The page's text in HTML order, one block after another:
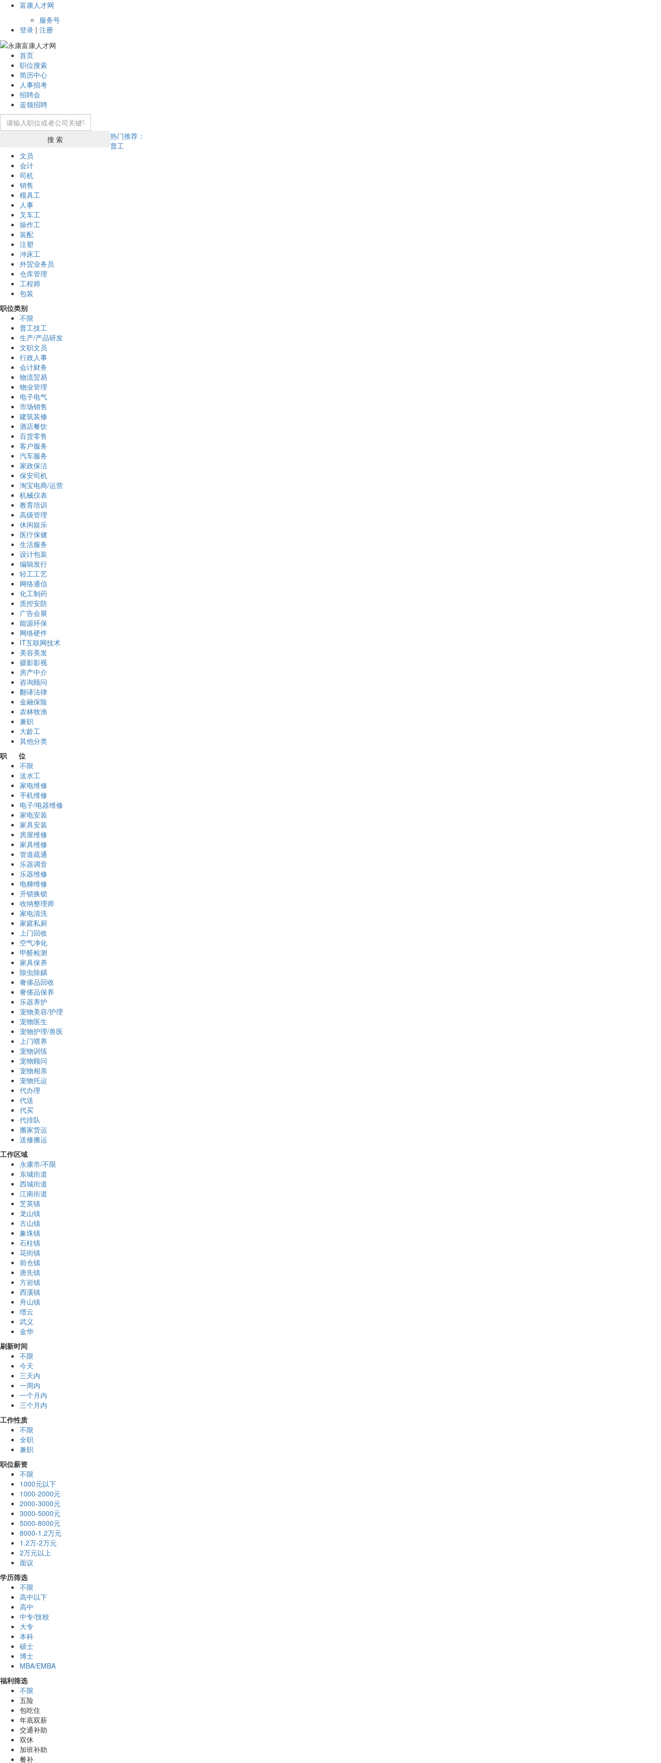
富康人才网
服务号
登录 | 注册
首页
职位搜索
简历中心
人事招考
招聘会
蓝领招聘
搜 索
热门推荐：
普工
文员
会计
司机
销售
模具工
人事
叉车工
操作工
装配
注塑
冲床工
外贸业务员
仓库管理
工程师
包装
职位类别
不限
普工技工
生产/产品研发
文职文员
行政人事
会计财务
物流贸易
物业管理
电子电气
市场销售
建筑装修
酒店餐饮
百货零售
客户服务
汽车服务
家政保洁
保安司机
淘宝电商/运营
机械仪表
教育培训
高级管理
休闲娱乐
医疗保健
生活服务
设计包装
编辑发行
轻工工艺
网络通信
化工制药
质控安防
广告会展
能源环保
网络硬件
IT互联网技术
美容美发
摄影影视
房产中介
咨询顾问
翻译法律
金融保险
农林牧渔
兼职
大龄工
其他分类
职 位
不限
送水工
家电维修
手机维修
电子/电器维修
家电安装
家具安装
房屋维修
家具维修
管道疏通
乐器调音
乐器维修
电梯维修
开锁换锁
收纳整理师
家电清洗
家庭私厨
上门回收
空气净化
甲醛检测
家具保养
除虫除龋
奢侈品回收
奢侈品保养
乐器养护
宠物美容/护理
宠物医生
宠物护理/兽医
上门喂养
宠物训练
宠物顾问
宠物相亲
宠物托运
代办理
代送
代买
代排队
搬家货运
送修搬运
工作区域
永康市/不限
东城街道
西城街道
江南街道
芝英镇
龙山镇
古山镇
象珠镇
石柱镇
花街镇
前仓镇
唐先镇
方岩镇
西溪镇
舟山镇
缙云
武义
金华
刷新时间
不限
今天
三天内
一周内
一个月内
三个月内
工作性质
不限
全职
兼职
职位薪资
不限
1000元以下
1000-2000元
2000-3000元
3000-5000元
5000-8000元
8000-1.2万元
1.2万-2万元
2万元以上
面议
学历筛选
不限
高中以下
高中
中专/技校
大专
本科
硕士
博士
MBA/EMBA
福利筛选
不限
五险
包吃住
年底双薪
交通补助
双休
加班补助
餐补